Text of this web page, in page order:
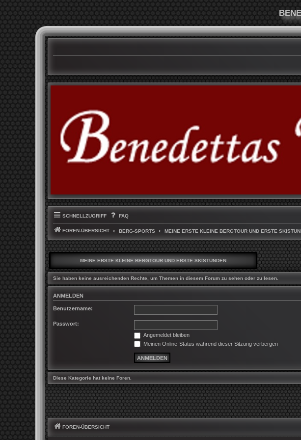
SCHNELLZUGRIFF FAQ
FOREN-ÜBERSICHT BERG-SPORTS MEINE ERSTE KLEINE BERGTOUR UND ERSTE
MEINE ERSTE KLEINE BERGTOUR UND ERSTE SKISTUNDEN
Sie haben keine ausreichenden Rechte, um Themen in diesem Forum zu sehen oder zu lesen.
ANMELDEN
Benutzername:
Passwort:
Angemeldet bleiben
Meinen Online-Status während dieser Sitzung verbergen
Diese Kategorie hat keine Foren.
FOREN-ÜBERSICHT